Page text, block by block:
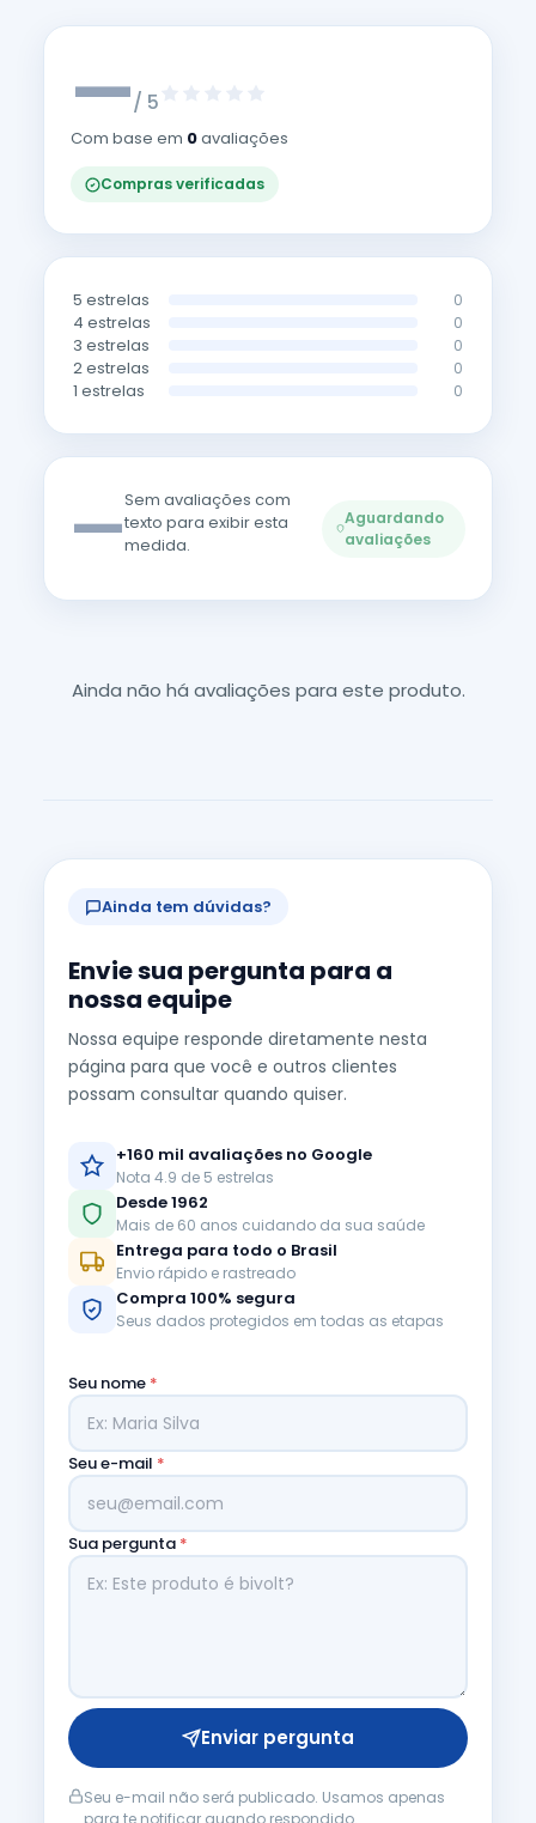
—/ 5
Com base em 0avaliações
Compras verificadas
5 estrelas 0
4 estrelas 0
3 estrelas 0
2 estrelas 0
1 estrelas 0
—Sem avaliações com
texto para exibir esta
medida.
Aguardando
avaliações
Ainda não há avaliações para este produto.
Ainda tem dúvidas?
Envie sua pergunta para a
nossa equipe
Nossa equipe responde diretamente nesta
página para que você e outros clientes
possam consultar quando quiser.
+160 mil avaliações no Google
Nota 4.9 de 5 estrelas
Desde 1962
Mais de 60 anos cuidando da sua saúde
Entrega para todo o Brasil
Envio rápido e rastreado
Compra 100% segura
Seus dados protegidos em todas as etapas
Seu nome *
Seu e-mail *
Sua pergunta *
Enviar pergunta
Seu e-mail não será publicado. Usamos apenas
para te notificar quando respondido.